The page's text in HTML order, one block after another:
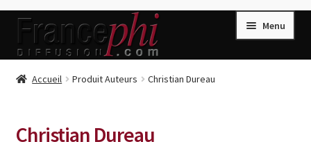
Aller
la
Aller
contenu
Menu
Accueil
Accueil Produit Auteurs Christian Dureau
Christian Dureau